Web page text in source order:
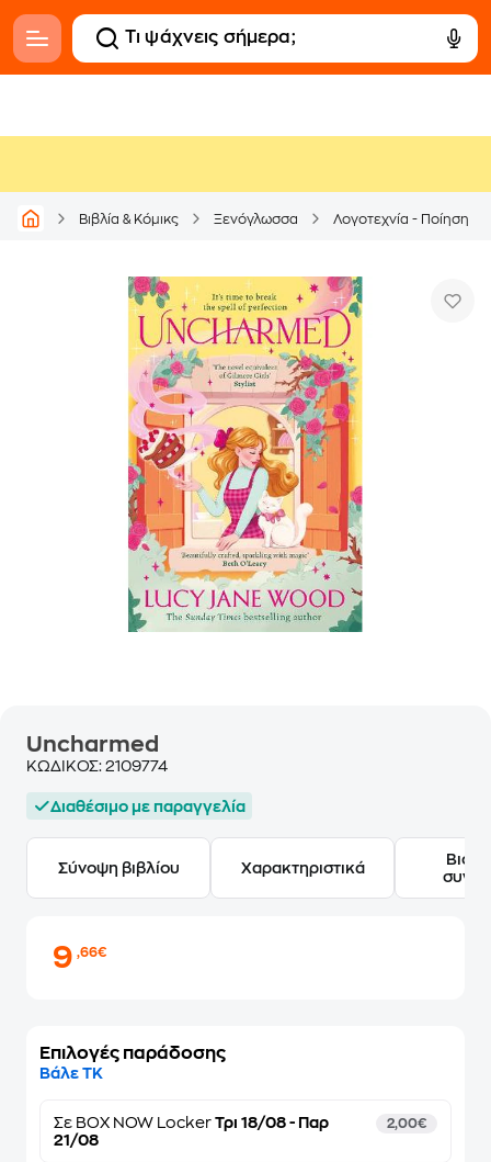
Βιβλία & Κόμικς Ξενόγλωσσα Λογοτεχνία - Ποίηση
Uncharmed
ΚΩΔΙΚΟΣ: 2109774
Διαθέσιμο με παραγγελία
Σύνοψη βιβλίου Χαρακτηριστικά
9,66€
Επιλογές παράδοσης
Βάλε ΤΚ
Σε BOX NOW Locker Τρι 18/08 - Παρ
21/08
2,00€